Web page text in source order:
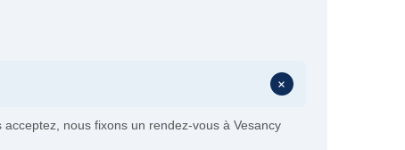
+
nous fixons un rendez-vous à Vesancy